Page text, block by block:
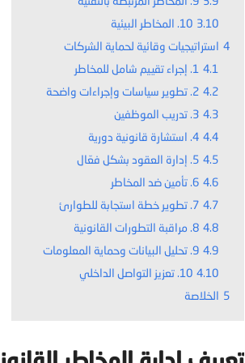
3.10 10. المخاطر البيئية
4 استراتيجيات وقائية لحماية الشركات
4.1 1. إجراء تقييم شامل للمخاطر
4.2 2. تطوير سياسات وإجراءات واضحة
4.3 3. تدريب الموظفين
4.4 4. استشارة قانونية دورية
4.5 5. إدارة العقود بشكل فعّال
4.6 6. تأمين ضد المخاطر
4.7 7. تطوير خطة استجابة للطوارئ
4.8 8. مراقبة التطورات القانونية
4.9 9. تحليل البيانات وحماية المعلومات
4.10 10. تعزيز التواصل الداخلي
5 الخلاصة